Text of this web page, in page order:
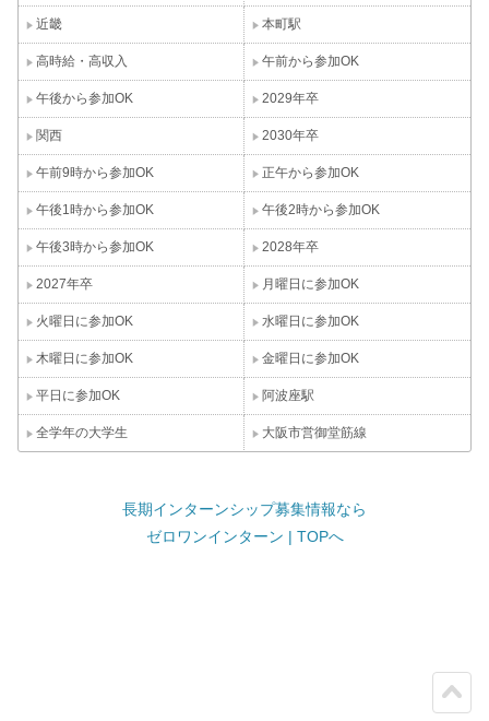
近畿 本町駅
高時給・高収入 午前から参加OK
午後から参加OK 2029年卒
関西 2030年卒
午前9時から参加OK 正午から参加OK
午後1時から参加OK 午後2時から参加OK
午後3時から参加OK 2028年卒
2027年卒 月曜日に参加OK
火曜日に参加OK 水曜日に参加OK
木曜日に参加OK 金曜日に参加OK
平日に参加OK 阿波座駅
全学年の大学生 大阪市営御堂筋線
長期インターンシップ募集情報なら
ゼロワンインターン | TOPへ